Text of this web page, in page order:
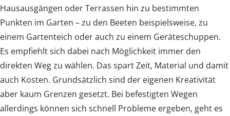
Hausausgängen oder Terrassen hin zu bestimmten
Punkten im Garten – zu den Beeten beispielsweise, zu
einem Gartenteich oder auch zu einem Geräteschuppen.
Es empfiehlt sich dabei nach Möglichkeit immer den
direkten Weg zu wählen. Das spart Zeit, Material und damit
auch Kosten. Grundsätzlich sind der eigenen Kreativität
aber kaum Grenzen gesetzt. Bei befestigten Wegen
allerdings können sich schnell Probleme ergeben, geht es